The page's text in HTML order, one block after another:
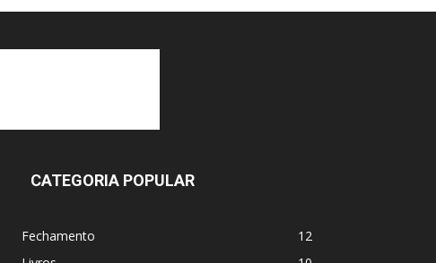
CATEGORIA POPULAR
Fechamento
12